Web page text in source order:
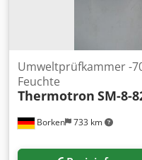
Borken 733 km
Umweltprüfkammer -
Feuchte
Thermotron SM-8-